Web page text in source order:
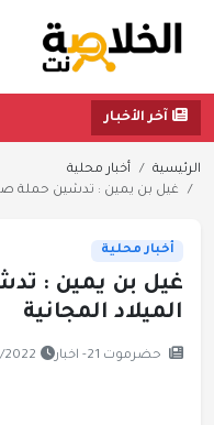
آخر الأخبار
الرئيسية
أخبار محلية
غيل بن يمين : تدشين حملة
أخبار محلية
غيل بن يمين :
الميلاد المجانية
حضرموت 21- اخبار 12:44